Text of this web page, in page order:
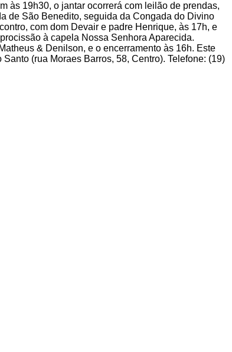
às 19h30, o jantar ocorrerá com leilão de prendas,
de São Benedito, seguida da Congada do Divino
com dom Devair e padre Henrique, às 17h, e
à capela Nossa Senhora Aparecida.
& Denilson, e o encerramento às 16h. Este
(rua Moraes Barros, 58, Centro). Telefone: (19)